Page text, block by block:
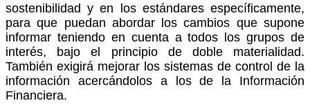
sostenibilidad y en los estándares específicamente,
para que puedan abordar los cambios que supone
informar teniendo en cuenta a todos los grupos de
interés, bajo el principio de doble materialidad.
También exigirá mejorar los sistemas de control de la
información acercándolos a los de la Información
Financiera.